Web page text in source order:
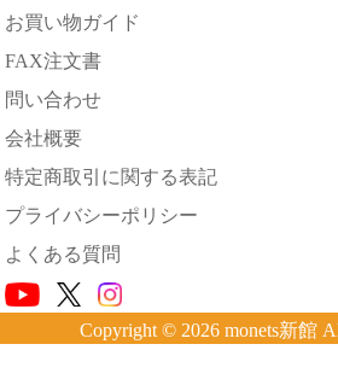
お買い物ガイド
FAX注文書
問い合わせ
会社概要
特定商取引に関する表記
プライバシーポリシー
よくある質問
Copyright © 2026 monets新館